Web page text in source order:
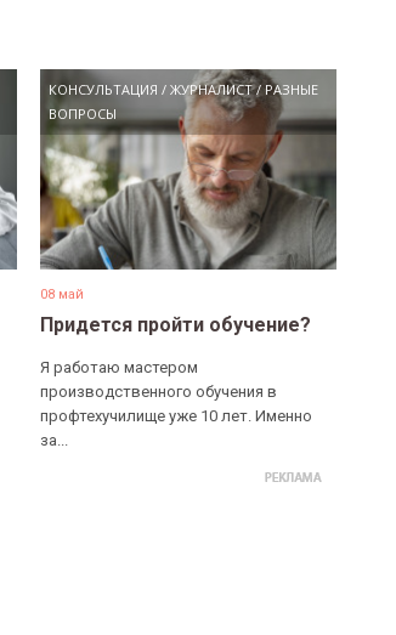
КОНСУЛЬТАЦИЯ /ЖУРНАЛИСТ/ РАЗНЫЕ
ВОПРОСЫ
08 май
Придется пройти обучение?
Я работаю мастером
производственного обучения в
профтехучилище уже 10 лет. Именно
за...